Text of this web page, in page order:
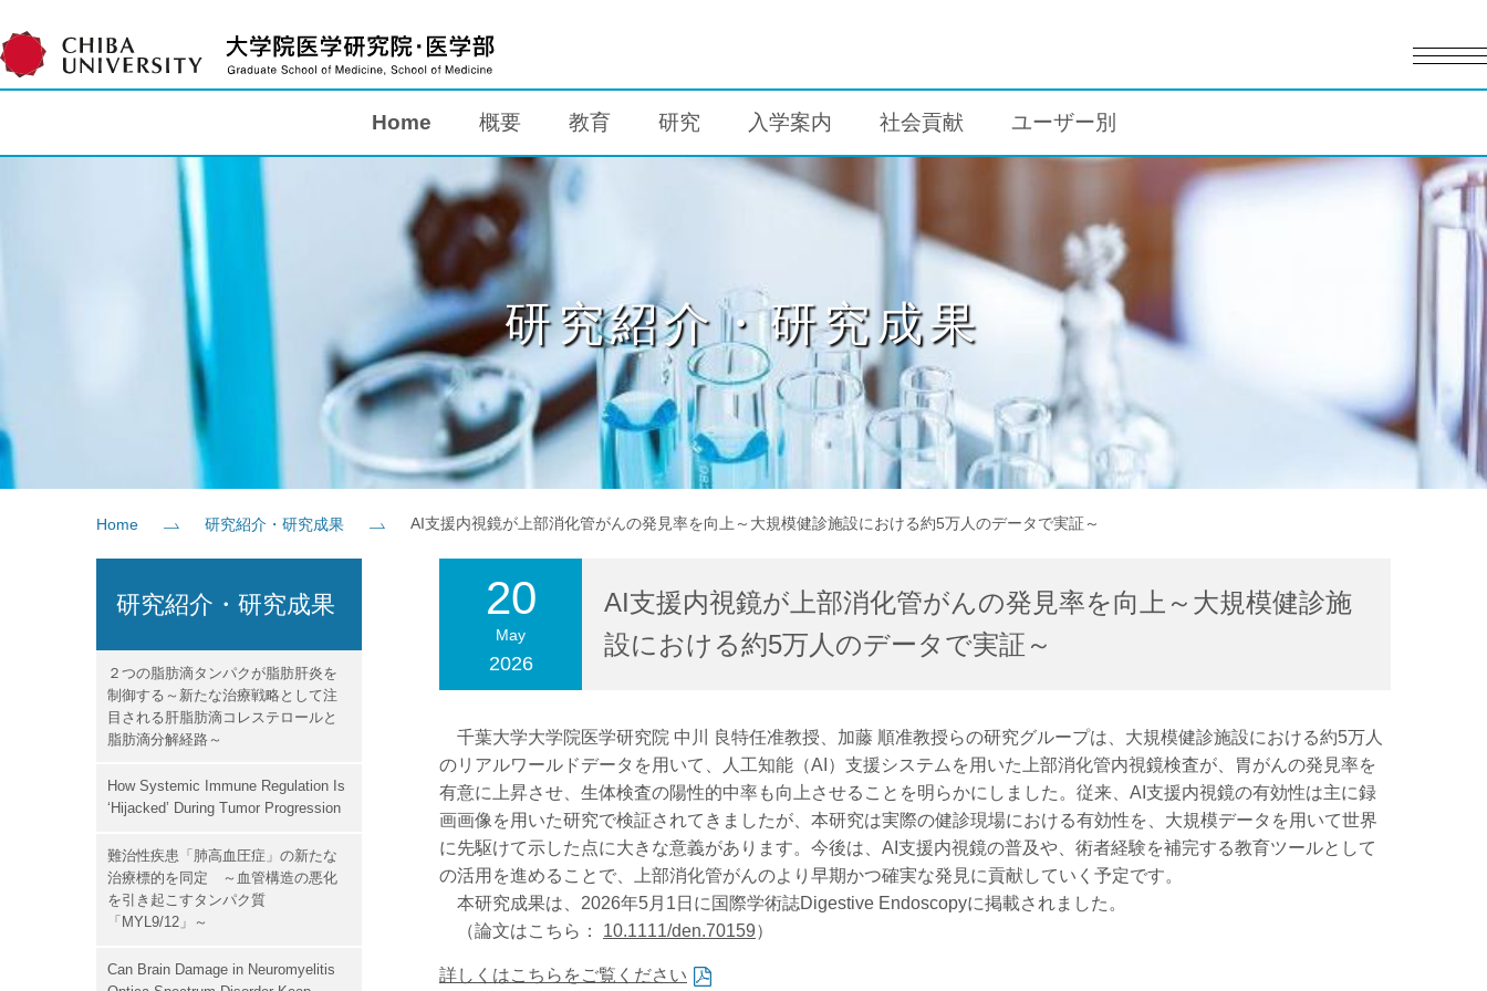
Home
入学案内
大学院志望の方医学部志望の方卒業生の方 お問い合わせ交通アクセス
Home 概要 教育 研究 入学案内 社会貢献 ユーザー別
研究紹介・研究成果
Home 研究紹介・研究成果 AI支援内視鏡が上部消化管がんの発見率を向上～大規模健診施設における約5万人のデータで実証～
20
May
2026
AI支援内視鏡が上部消化管がんの発見率を向上～大規模健診施
設における約5万人のデータで実証～
千葉大学大学院医学研究院 中川 良特任准教授、加藤 順准教授らの研究グループは、大規模健診施設における約5万人
のリアルワールドデータを用いて、人工知能（AI）支援システムを用いた上部消化管内視鏡検査が、胃がんの発見率を
有意に上昇させ、生体検査の陽性的中率も向上させることを明らかにしました。従来、AI支援内視鏡の有効性は主に録
画画像を用いた研究で検証されてきましたが、本研究は実際の健診現場における有効性を、大規模データを用いて世界
に先駆けて示した点に大きな意義があります。今後は、AI支援内視鏡の普及や、術者経験を補完する教育ツールとして
の活用を進めることで、上部消化管がんのより早期かつ確実な発見に貢献していく予定です。
本研究成果は、2026年5月1日に国際学術誌Digestive Endoscopyに掲載されました。
（論文はこちら： 10.1111/den.70159）
詳しくはこちらをご覧ください
研究紹介・研究成果
２つの脂肪滴タンパクが脂肪肝炎を
制御する～新たな治療戦略として注
目される肝脂肪滴コレステロールと
脂肪滴分解経路～
How Systemic Immune Regulation Is
‘Hijacked’ During Tumor Progression
難治性疾患「肺高血圧症」の新たな
治療標的を同定 ～血管構造の悪化
を引き起こすタンパク質
「MYL9/12」～
Can Brain Damage in Neuromyelitis